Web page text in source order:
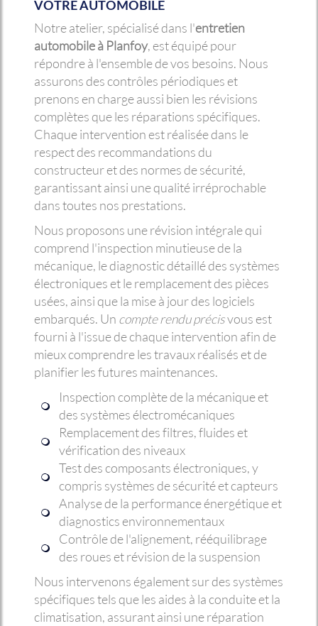
VOTRE AUTOMOBILE
Notre atelier, spécialisé dans l'entretien
automobile à Planfoy, est équipé pour
répondre à l'ensemble de vos besoins. Nous
assurons des contrôles périodiques et
prenons en charge aussi bien les révisions
complètes que les réparations spécifiques.
Chaque intervention est réalisée dans le
respect des recommandations du
constructeur et des normes de sécurité,
garantissant ainsi une qualité irréprochable
dans toutes nos prestations.
Nous proposons une révision intégrale qui
comprend l'inspection minutieuse de la
mécanique, le diagnostic détaillé des systèmes
électroniques et le remplacement des pièces
usées, ainsi que la mise à jour des logiciels
embarqués. Un compte rendu précisvous est
fourni à l'issue de chaque intervention afin de
mieux comprendre les travaux réalisés et de
planifier les futures maintenances.
Inspection complète de la mécanique et
des systèmes électromécaniques
Remplacement des filtres, fluides et
vérification des niveaux
Test des composants électroniques, y
compris systèmes de sécurité et capteurs
Analyse de la performance énergétique et
diagnostics environnementaux
Contrôle de l'alignement, rééquilibrage
des roues et révision de la suspension
Nous intervenons également sur des systèmes
spécifiques tels que les aides à la conduite et la
climatisation, assurant ainsi une réparation